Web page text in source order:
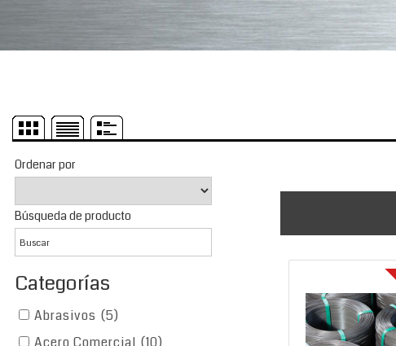
Ordenar por
Búsqueda de producto
Categorías
Abrasivos (5)